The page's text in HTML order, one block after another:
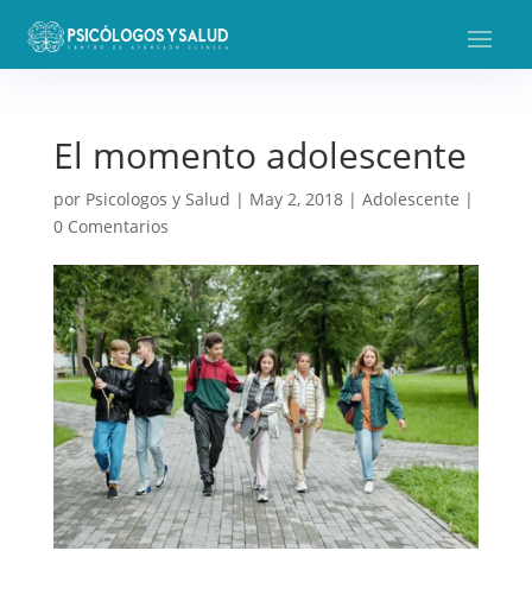
El momento adolescente
por Psicologos y Salud | May 2, 2018| Adolescente |
0 Comentarios